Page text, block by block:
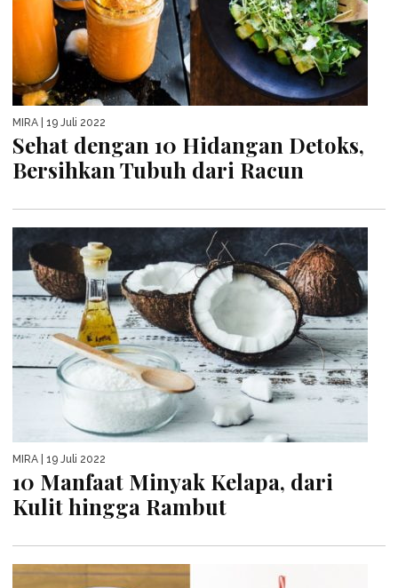
MIRA | 19 Juli 2022
Sehat dengan 10 Hidangan Detoks,
Bersihkan Tubuh dari Racun
MIRA | 19 Juli 2022
10 Manfaat Minyak Kelapa, dari
Kulit hingga Rambut